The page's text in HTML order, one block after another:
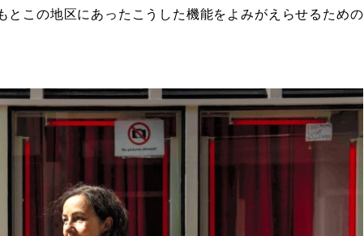
とこの地区にあったこうした機能をよみがえらせるための